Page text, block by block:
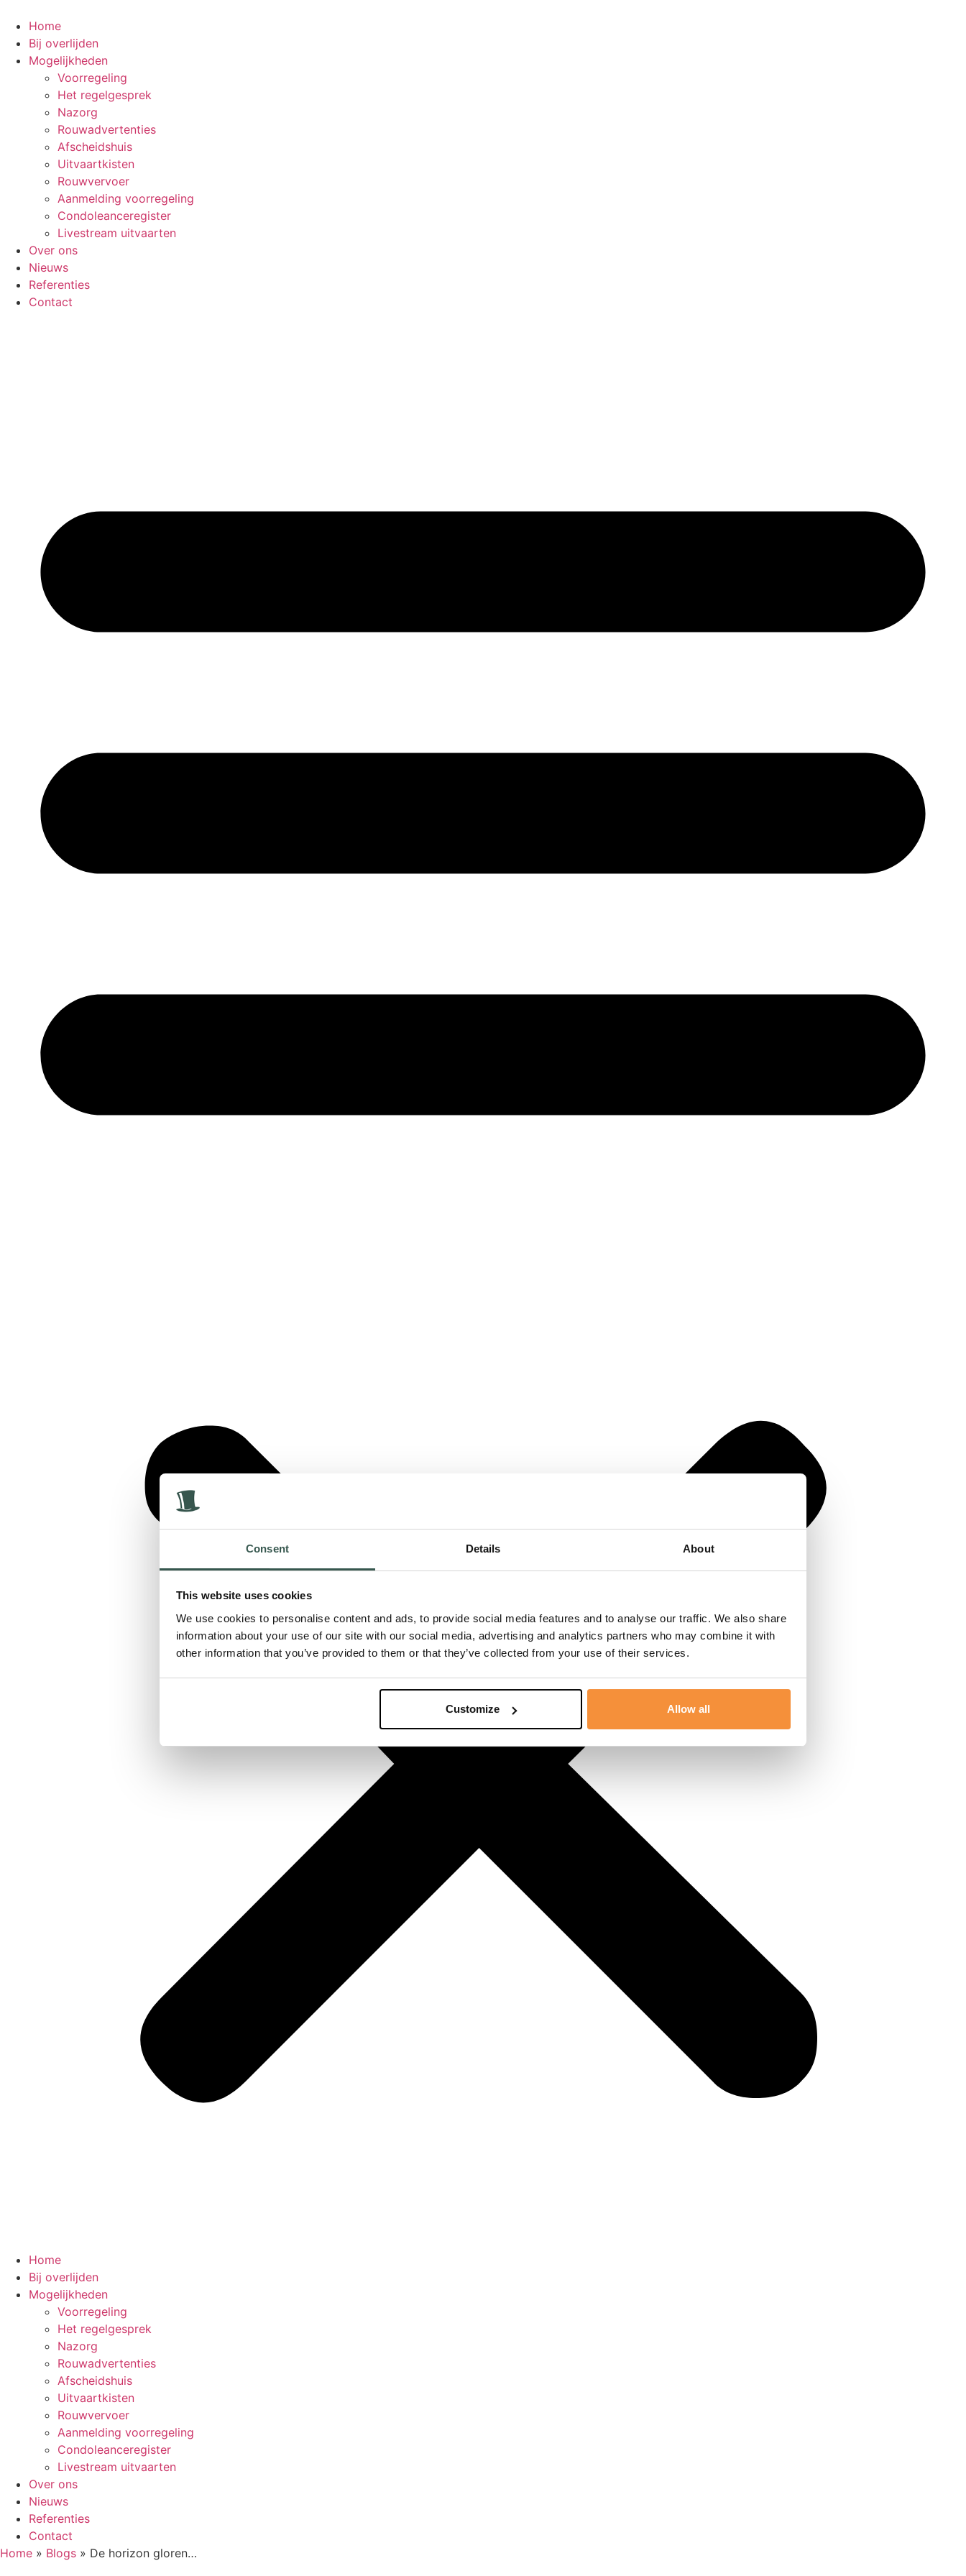
Consent Details About
This website uses cookies
We use cookies to personalise content and ads, to provide social media features and to analyse our traffic. We also share
information about your use of our site with our social media, advertising and analytics partners who may combine it with
other information that you’ve provided to them or that they’ve collected from your use of their services.
Customize Allow all
naar
inhoud
Home
Bij overlijden
Mogelijkheden
Voorregeling
Het regelgesprek
Nazorg
Rouwadvertenties
Afscheidshuis
Uitvaartkisten
Rouwvervoer
Aanmelding voorregeling
Condoleanceregister
Livestream uitvaarten
Over ons
Nieuws
Referenties
Contact
Home
Bij overlijden
Mogelijkheden
Voorregeling
Het regelgesprek
Nazorg
Rouwadvertenties
Afscheidshuis
Uitvaartkisten
Rouwvervoer
Aanmelding voorregeling
Condoleanceregister
Livestream uitvaarten
Over ons
Nieuws
Referenties
Contact
Home » Blogs » De horizon gloren…